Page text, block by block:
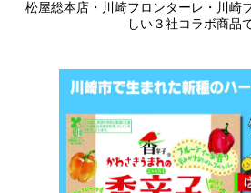
松屋総本店・川崎フロンターレ・川崎
しい３社コラボ商品